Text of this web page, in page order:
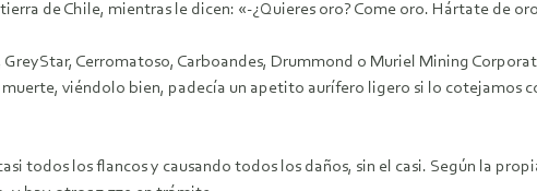
de Chile, mientras le dicen: «-¿Quieres oro? Come oro. Hártate de
Cerromatoso, Carboandes, Drummond o Muriel Mining
viéndolo bien, padecía un apetito aurífero ligero si lo cotejamos
todos los flancos y causando todos los daños, sin el casi. Según la